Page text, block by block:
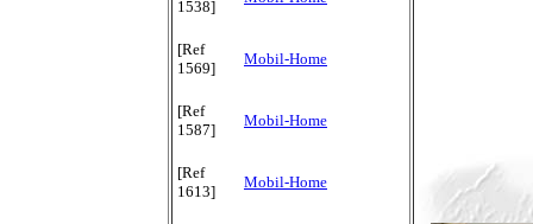
1538]
[Ref
1569]
Mobil-Home
[Ref
1587]
Mobil-Home
[Ref
1613]
Mobil-Home